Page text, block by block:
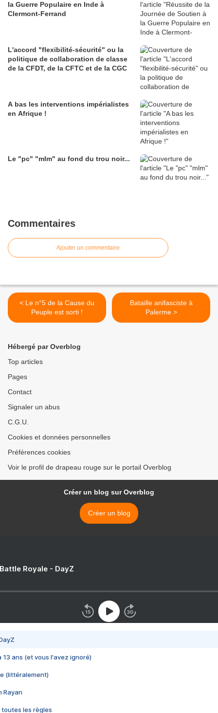
la Guerre Populaire en Inde à
Clermont-Ferrand
L'accord "flexibilité-sécurité" ou la
politique de collaboration de classe
de la CFDT, de la CFTC et de la CGC
A bas les interventions impérialistes
en Afrique !
Le "pc" "mlm" au fond du trou noir...
Commentaires
Ajouter un commentaire
< Le n°5 de la Cause du
Peuple est sorti !
Bataille anifasciste à
Palerme >
Hébergé par Overblog
Top articles
Pages
Contact
Signaler un abus
C.G.U.
Cookies et données personnelles
Préférences cookies
Voir le profil de drapeau rouge sur le portail Overblog
Créer un blog sur Overblog
Créer un blog
Royale - DayZ
13 ans (et vous l'avez ignoré)
(littéralement)
Rayan
toutes les règles